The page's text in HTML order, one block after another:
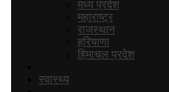
मध्य प्रदेश
महाराष्ट्र
राजस्थान
हरियाणा
हिमाचल प्रदेश
स्वास्‍थ्य